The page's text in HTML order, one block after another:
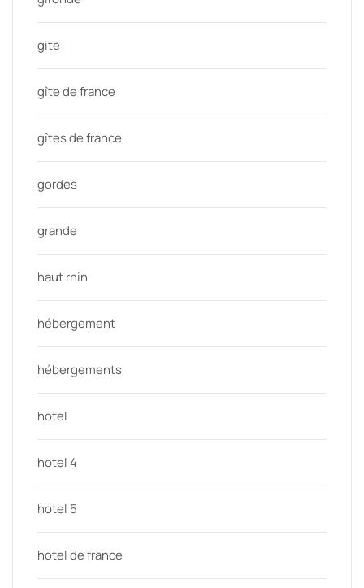
gite
gîte de france
gîtes de france
gordes
grande
haut rhin
hébergement
hébergements
hotel
hotel 4
hotel 5
hotel de france